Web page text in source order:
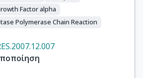
Factor alpha
Polymerase Chain Reaction